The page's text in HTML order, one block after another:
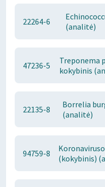
22264-6
(analitė)
47236-5
Treponema
kokybinis
22135-8
Borrelia
(analitė)
94759-8
Koronaviruso
(kokybinis)